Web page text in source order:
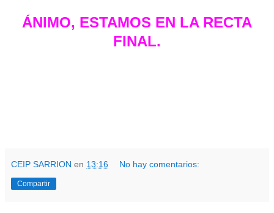
ÁNIMO, ESTAMOS EN LA RECTA
FINAL.
CEIP SARRION en 13:16 No hay comentarios:
Compartir